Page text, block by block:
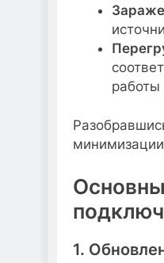
работы
1.